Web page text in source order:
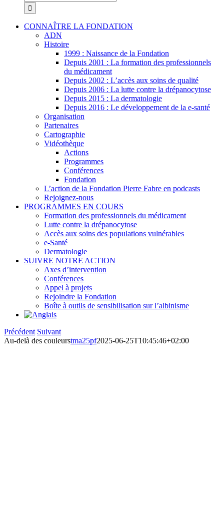
CONNAÎTRE LA FONDATION
ADN
Histoire
1999 : Naissance de la Fondation
Depuis 2001 : La formation des professionnels
du médicament
Depuis 2002 : L’accès aux soins de qualité
Depuis 2006 : La lutte contre la drépanocytose
Depuis 2015 : La dermatologie
Depuis 2016 : Le développement de la e-santé
Organisation
Partenaires
Cartographie
Vidéothèque
Actions
Programmes
Conférences
Fondation
L’action de la Fondation Pierre Fabre en podcasts
Rejoignez-nous
PROGRAMMES EN COURS
Formation des professionnels du médicament
Lutte contre la drépanocytose
Accès aux soins des populations vulnérables
e-Santé
Dermatologie
SUIVRE NOTRE ACTION
Axes d’intervention
Conférences
Appel à projets
Rejoindre la Fondation
Boîte à outils de sensibilisation sur l’albinisme
Précédent Suivant
Au-delà des couleurstma25pf2025-06-25T10:45:46+02:00